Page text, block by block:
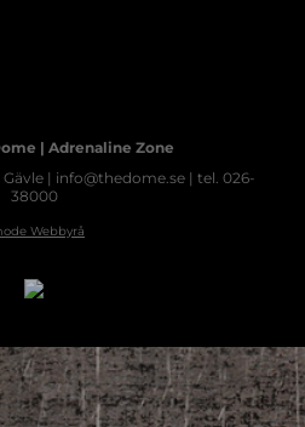
| Adrenaline Zone
| info@thedome.se | tel. 026-
38000
Webbyrå